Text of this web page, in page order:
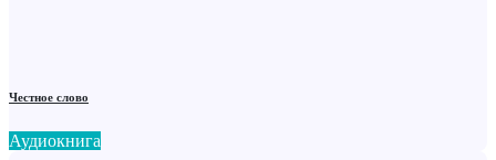
Честное слово
Аудиокнига